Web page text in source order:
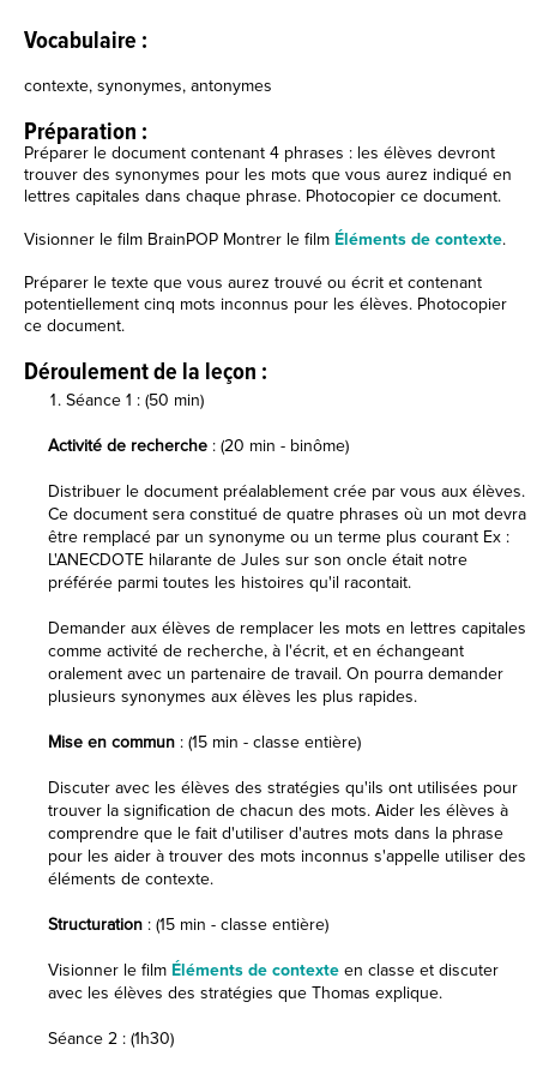
Vocabulaire :
contexte, synonymes, antonymes
Préparation :
Préparer le document contenant 4 phrases : les élèves devront
trouver des synonymes pour les mots que vous aurez indiqué en
lettres capitales dans chaque phrase. Photocopier ce document.
Visionner le film BrainPOP Montrer le film Éléments de contexte.
Préparer le texte que vous aurez trouvé ou écrit et contenant
potentiellement cinq mots inconnus pour les élèves. Photocopier
ce document.
Déroulement de la leçon :
Séance 1 : (50 min)
Activité de recherche : (20 min - binôme)
Distribuer le document préalablement crée par vous aux élèves.
Ce document sera constitué de quatre phrases où un mot devra
être remplacé par un synonyme ou un terme plus courant Ex :
L'ANECDOTE hilarante de Jules sur son oncle était notre
préférée parmi toutes les histoires qu'il racontait.
Demander aux élèves de remplacer les mots en lettres capitales
comme activité de recherche, à l'écrit, et en échangeant
oralement avec un partenaire de travail. On pourra demander
plusieurs synonymes aux élèves les plus rapides.
Mise en commun : (15 min - classe entière)
Discuter avec les élèves des stratégies qu'ils ont utilisées pour
trouver la signification de chacun des mots. Aider les élèves à
comprendre que le fait d'utiliser d'autres mots dans la phrase
pour les aider à trouver des mots inconnus s'appelle utiliser des
éléments de contexte.
Structuration : (15 min - classe entière)
Visionner le film Éléments de contexte en classe et discuter
avec les élèves des stratégies que Thomas explique.
Séance 2 : (1h30)